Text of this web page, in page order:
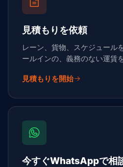
見積もりを依頼
レーン、貨物、スケジュール
ールインの、義務のない運賃
見積もりを開始
今すぐWhatsAppで相